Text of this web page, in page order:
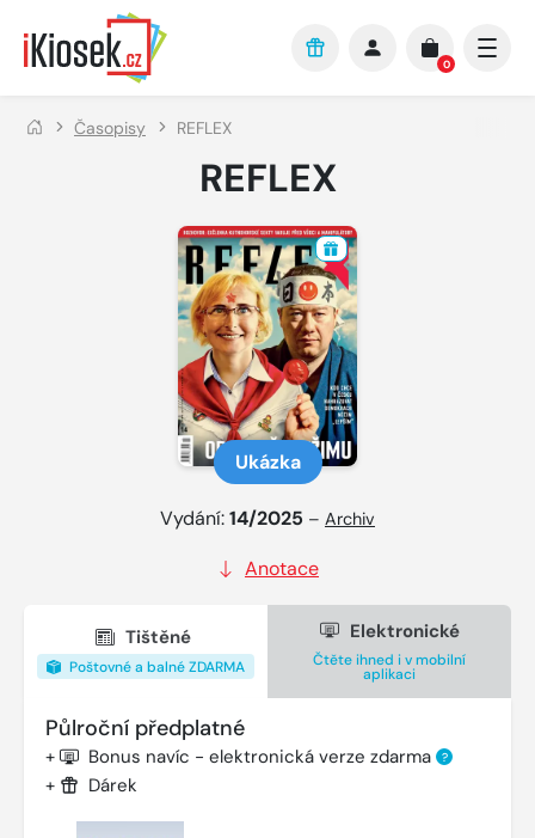
Přejít na hlavní obsah
0
Časopisy REFLEX
REFLEX
Ukázka
Vydání:14/2025 – Archiv
Anotace
Tištěné
Poštovné a balné ZDARMA
Elektronické
Čtěte ihned i v mobilní
aplikaci
Půlroční předplatné
+ Bonus navíc - elektronická verze zdarma ?
+ Dárek